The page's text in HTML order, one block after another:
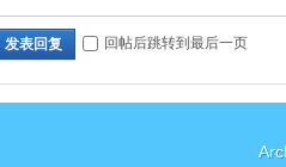
发表回复 回帖后跳转到最后一页